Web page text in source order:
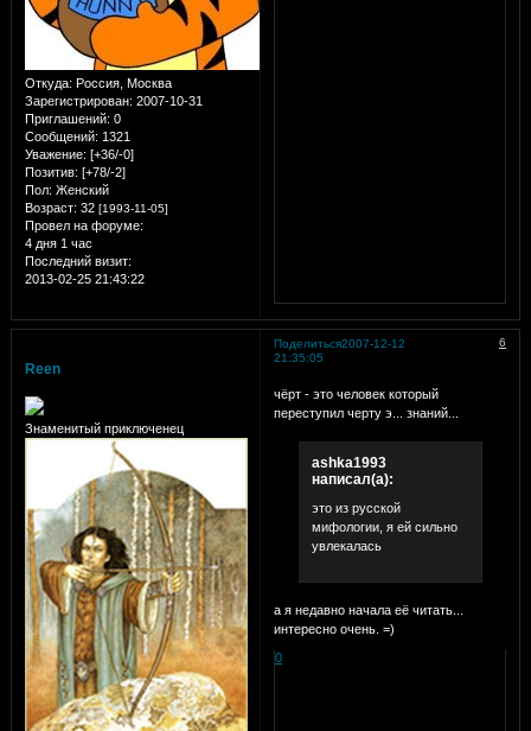
Откуда: Россия, Москва
Зарегистрирован: 2007-10-31
Приглашений: 0
Сообщений: 1321
Уважение: [+36/-0]
Позитив: [+78/-2]
Пол: Женский
Возраст: 32 [1993-11-05]
Провел на форуме:
4 дня 1 час
Последний визит:
2013-02-25 21:43:22
Поделиться 6
2007-12-12
21:35:05
Reen
Знаменитый приключенец
чёрт - это человек который
переступил черту э... знаний...
ashka1993
написал(а):
это из русской
мифологии, я ей сильно
увлекалась
а я недавно начала её читать...
интересно очень. =)
0